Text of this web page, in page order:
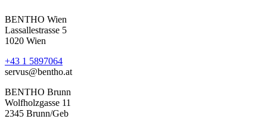
BENTHO Wien
Lassallestrasse 5
1020 Wien
+43 1 5897064
servus@bentho.at
BENTHO Brunn
Wolfholzgasse 11
2345 Brunn/Geb